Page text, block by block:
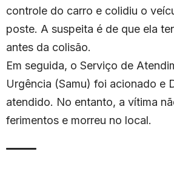
controle do carro e colidiu o
poste. A suspeita é de que ela
antes da colisão.
Em seguida, o Serviço de
Urgência (Samu) foi acionado e
atendido. No entanto, a vítima
ferimentos e morreu no local.